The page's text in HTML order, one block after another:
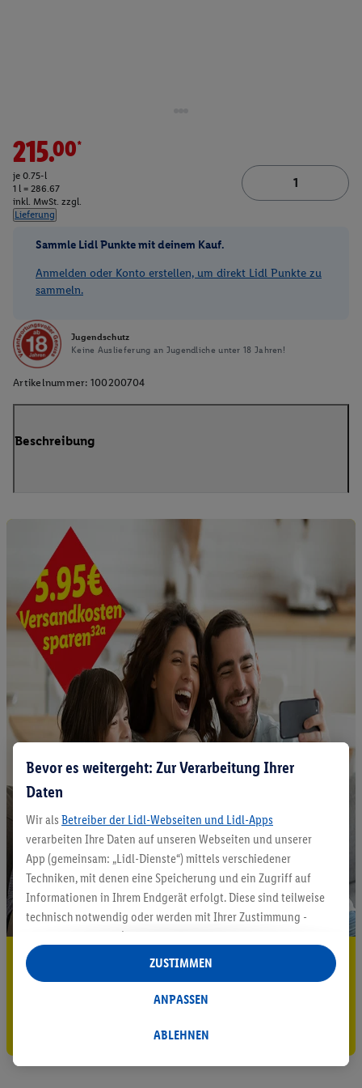
215.00*
je 0.75-l
1 l = 286.67
inkl. MwSt. zzgl.
Lieferung
Sammle Lidl Punkte mit deinem Kauf.
Anmelden oder Konto erstellen, um direkt Lidl Punkte zu
sammeln.
Jugendschutz
Keine Auslieferung an Jugendliche unter 18 Jahren!
Artikelnummer: 100200704
Beschreibung
5.95 € Versand sparen³²ᵃ
Bevor es weitergeht: Zur Verarbeitung Ihrer
Daten
Wir als Betreiber der Lidl-Webseiten und Lidl-Apps
verarbeiten Ihre Daten auf unseren Webseiten und unserer
App (gemeinsam: „Lidl-Dienste“) mittels verschiedener
Techniken, mit denen eine Speicherung und ein Zugriff auf
Informationen in Ihrem Endgerät erfolgt. Diese sind teilweise
technisch notwendig oder werden mit Ihrer Zustimmung -
auch durch Partner (u.a.
Verantwortliche; im Zusammenhang mit dem IAB TCF
insgesamt
Statistik-Erstellung oder für personalisierte Werbung
Datenverarbeitungen für personalisierte Werbung werden
ABLEHNEN
ANPASSEN
ZUSTIMMEN